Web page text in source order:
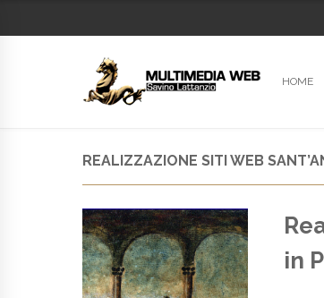
HOME
REALIZZAZIONE SITI WEB
in